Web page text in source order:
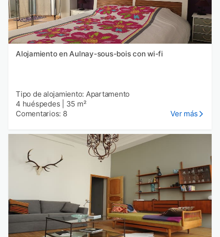
Alojamiento en Aulnay-sous-bois con wi-fi
Tipo de alojamiento: Apartamento
4 huéspedes
35 m²
Comentarios: 8
Ver más